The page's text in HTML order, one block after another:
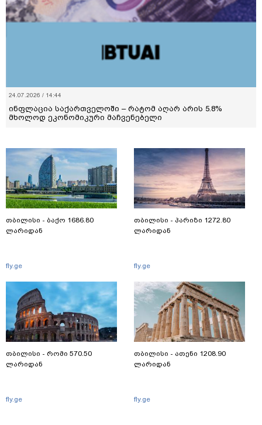
24.07.2026 / 14:44
ინფლაცია საქართველოში – რატომ აღარ არის 5.8%
მხოლოდ ეკონომიკური მაჩვენებელი
თბილისი - ბაქო 1686.80
ლარიდან
fly.ge
თბილისი - რომი 570.50
ლარიდან
fly.ge
თბილისი - პარიზი 1272.80
ლარიდან
fly.ge
თბილისი - ათენი 1208.90
ლარიდან
fly.ge